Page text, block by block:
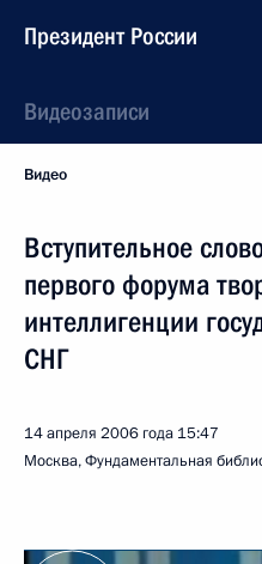
Президент России
Видеозаписи
Видео
Вступительное
первого форума
интеллигенции
СНГ
14 апреля 2006 года 15:47
Москва, Фундаментальная